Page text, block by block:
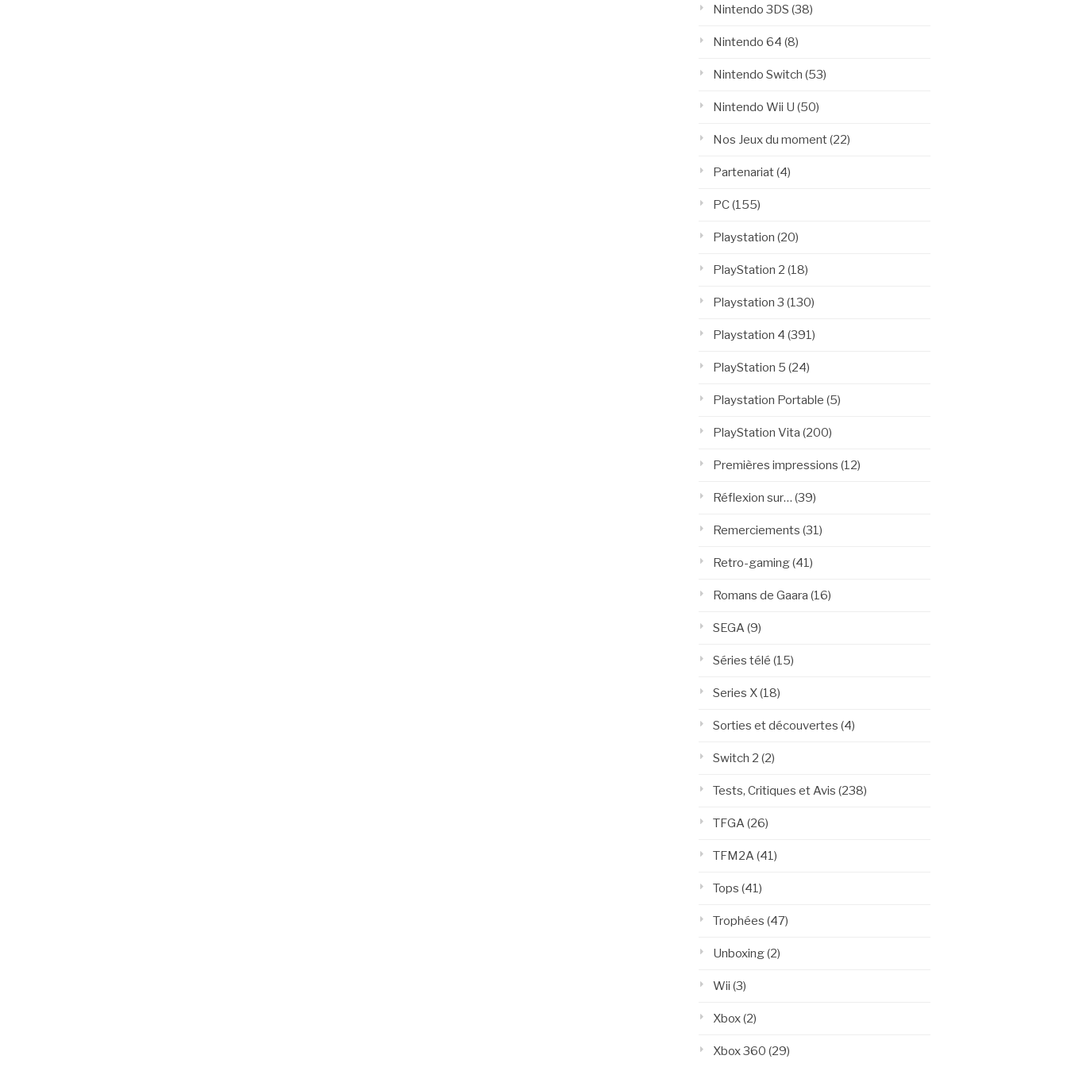
Nintendo 3DS (38)
Nintendo 64 (8)
Nintendo Switch (53)
Nintendo Wii U (50)
Nos Jeux du moment(22)
Partenariat(4)
PC(155)
Playstation (20)
PlayStation 2 (18)
Playstation 3 (130)
Playstation 4 (391)
PlayStation 5 (24)
Playstation Portable (5)
PlayStation Vita (200)
Premières impressions (12)
Réflexion sur… (39)
Remerciements (31)
Retro-gaming(41)
Romans de Gaara (16)
SEGA (9)
Séries télé (15)
Series X(18)
Sorties et découvertes (4)
Switch 2 (2)
Tests, Critiques et Avis (238)
TFGA (26)
TFM2A (41)
Tops (41)
Trophées (47)
Unboxing(2)
Wii (3)
Xbox(2)
Xbox 360 (29)